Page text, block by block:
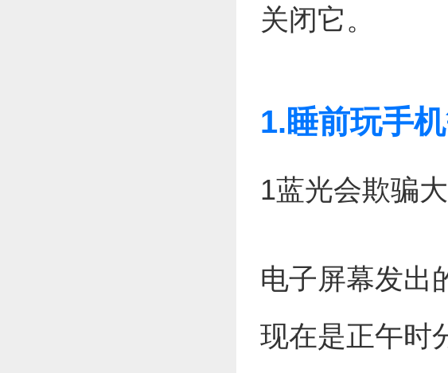
关闭它。
1.睡前玩手
1蓝光会欺骗
电子屏幕发出
现在是正午时